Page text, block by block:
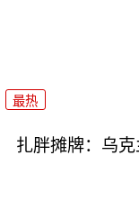
最热
扎胖摊牌：乌克